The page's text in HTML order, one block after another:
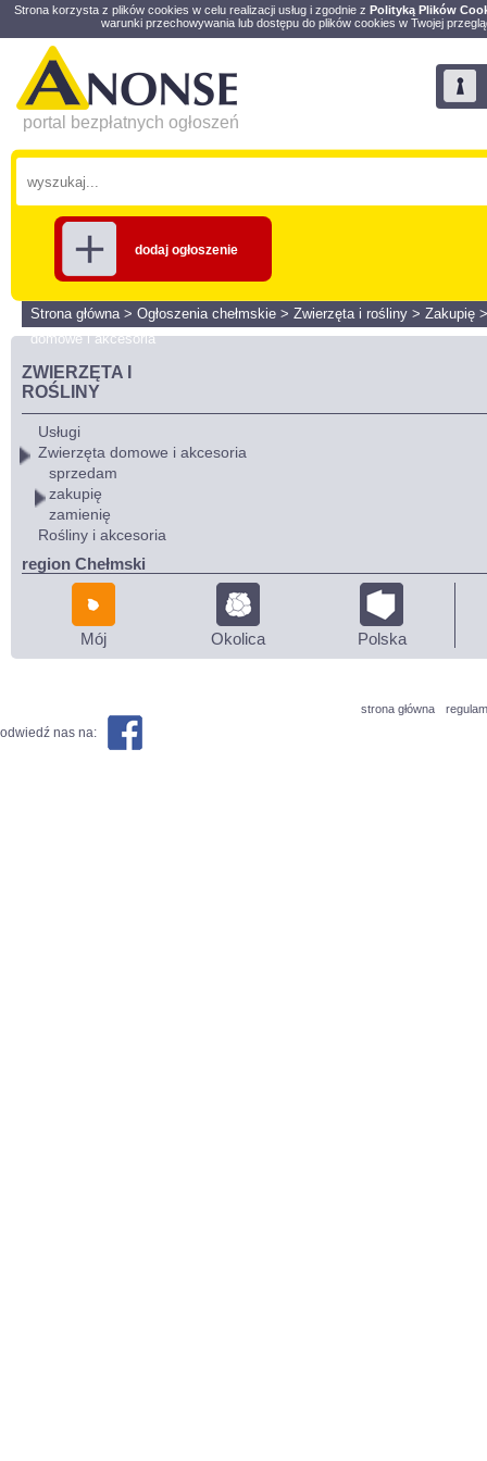
Strona korzysta z plików cookies w celu realizacji usług i zgodnie z Polityką Plików
warunki przechowywania lub dostępu do plików cookies w Twojej
portal bezpłatnych ogłoszeń
dodaj ogłoszenie
Strona główna> Ogłoszenia chełmskie > Zwierzęta i rośliny > Zakupię
domowe i akcesoria
ZWIERZĘTA I
ROŚLINY
Usługi
Zwierzęta domowe i akcesoria
sprzedam
zakupię
zamienię
Rośliny i akcesoria
region Chełmski
Mój Okolica Polska
strona główna
odwiedź nas na: